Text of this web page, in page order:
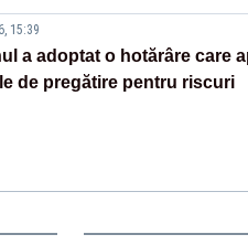
15:39
a adoptat o hotărâre care
de pregătire pentru riscuri